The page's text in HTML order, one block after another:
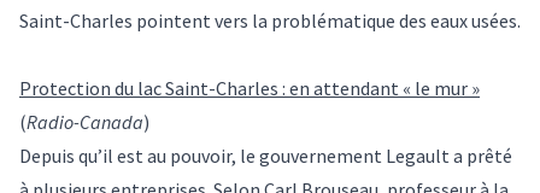
Saint-Charles pointent vers la problématique des eaux usées.
Protection du lac Saint-Charles : en attendant « le mur »
(Radio-Canada)
Depuis qu’il est au pouvoir, le gouvernement Legault a prêté